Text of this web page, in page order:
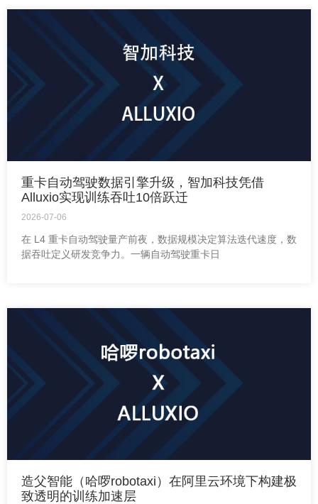
重卡自动驾驶数据引擎升级，智加科技凭借
Alluxio实现训练吞吐10倍跃迁
2026-07-06
在 L4 重卡自动驾驶量产前夜，数据规模决定算法迭代速度，数
据吞吐定义研发竞争力。一辆自动驾驶重卡日
造父智能（哈啰robotaxi）在阿里云环境下构建极
致透明的训练加速层